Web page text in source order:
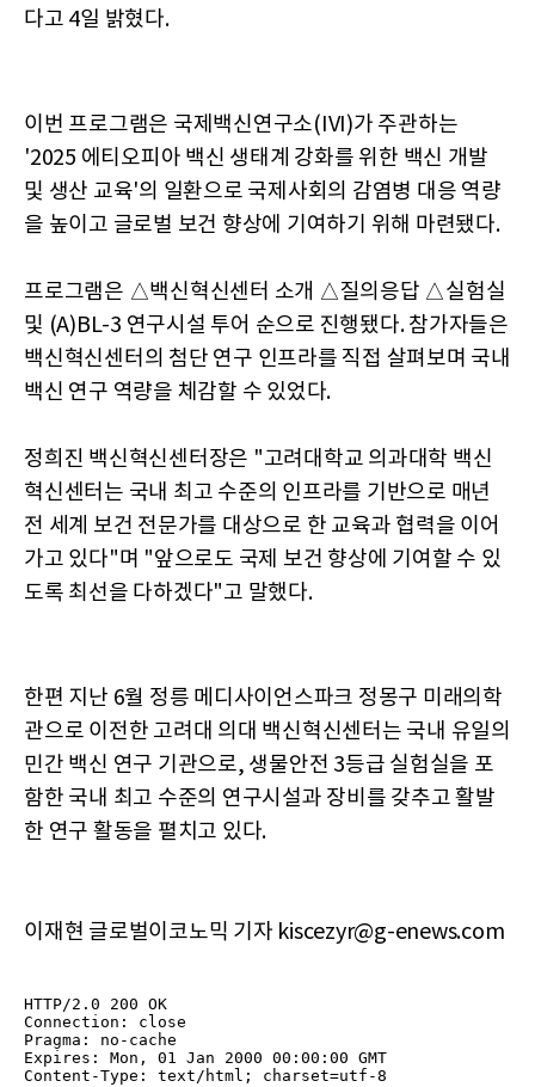
다고 4일 밝혔다.
이번 프로그램은 국제백신연구소(IVI)가 주관하는
'2025 에티오피아 백신 생태계 강화를 위한 백신 개발
및 생산 교육'의 일환으로 국제사회의 감염병 대응 역량
을 높이고 글로벌 보건 향상에 기여하기 위해 마련됐다.
프로그램은 △백신혁신센터 소개 △질의응답 △실험실
및 (A)BL-3 연구시설 투어 순으로 진행됐다. 참가자들은
백신혁신센터의 첨단 연구 인프라를 직접 살펴보며 국내
백신 연구 역량을 체감할 수 있었다.
정희진 백신혁신센터장은 "고려대학교 의과대학 백신
혁신센터는 국내 최고 수준의 인프라를 기반으로 매년
전 세계 보건 전문가를 대상으로 한 교육과 협력을 이어
가고 있다"며 "앞으로도 국제 보건 향상에 기여할 수 있
도록 최선을 다하겠다"고 말했다.
한편 지난 6월 정릉 메디사이언스파크 정몽구 미래의학
관으로 이전한 고려대 의대 백신혁신센터는 국내 유일의
민간 백신 연구 기관으로, 생물안전 3등급 실험실을 포
함한 국내 최고 수준의 연구시설과 장비를 갖추고 활발
한 연구 활동을 펼치고 있다.
이재현 글로벌이코노믹 기자 kiscezyr@g-enews.com